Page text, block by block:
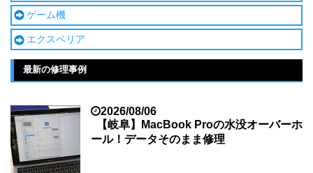
ゲーム機
エクスペリア
最新の修理事例
2026/08/06
【岐阜】MacBook Proの水没オーバーホ
ール！データそのまま修理